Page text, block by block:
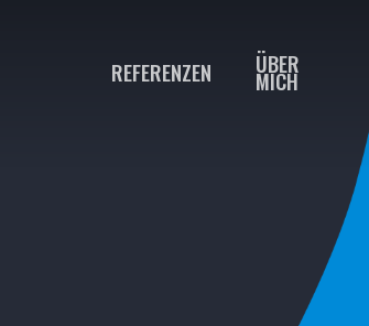
REFERENZEN ÜBER
MICH